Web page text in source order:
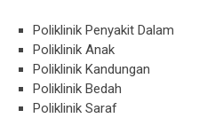
Poliklinik Penyakit Dalam
Poliklinik Anak
Poliklinik Kandungan
Poliklinik Bedah
Poliklinik Saraf